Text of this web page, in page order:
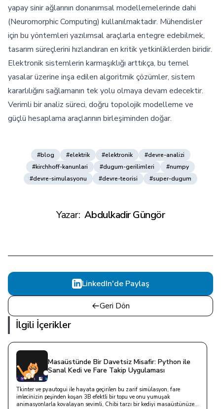
yapay sinir ağlarının donanımsal modellemelerinde dahi
(Neuromorphic Computing) kullanılmaktadır. Mühendisler
için bu yöntemleri yazılımsal araçlarla entegre edebilmek,
tasarım süreçlerini hızlandıran en kritik yetkinliklerden biridir.
Elektronik sistemlerin karmaşıklığı arttıkça, bu temel
yasalar üzerine inşa edilen algoritmik çözümler, sistem
kararlılığını sağlamanın tek yolu olmaya devam edecektir.
Verimli bir analiz süreci, doğru topolojik modelleme ve
güçlü hesaplama araçlarının birleşiminden doğar.
#blog #elektrik #elektronik
#devre-analizi
#kirchhoff-kanunlari
#dugum-gerilimleri
#numpy
#devre-simulasyonu
#devre-teorisi #super-dugum
Yazar: Abdulkadir Güngör
LinkedIn'de Paylaş
Geri Dön
İlgili İçerikler
Masaüstünde Bir Davetsiz Misafir: Python ile
Sanal Kedi ve Fare Takip Uygulaması
Tkinter ve pyautogui ile hayata geçirilen bu zarif simülasyon, fare
imlecinizin peşinden koşan 3B efektli bir topu ve onu yumuşak
animasyonlarla kovalayan sevimli, Chibi tarzı bir kediyi masaüstünüze